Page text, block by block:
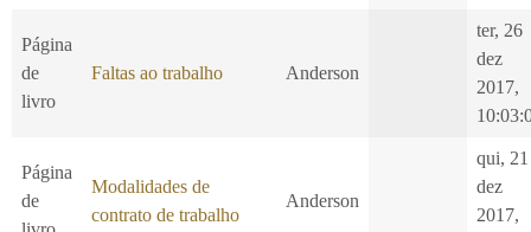
Página
de
livro
Faltas ao trabalho Anderson
ter, 26
dez
2017,
Página
de
Modalidades de
contrato de trabalho
Anderson
qui, 21
dez
2017,